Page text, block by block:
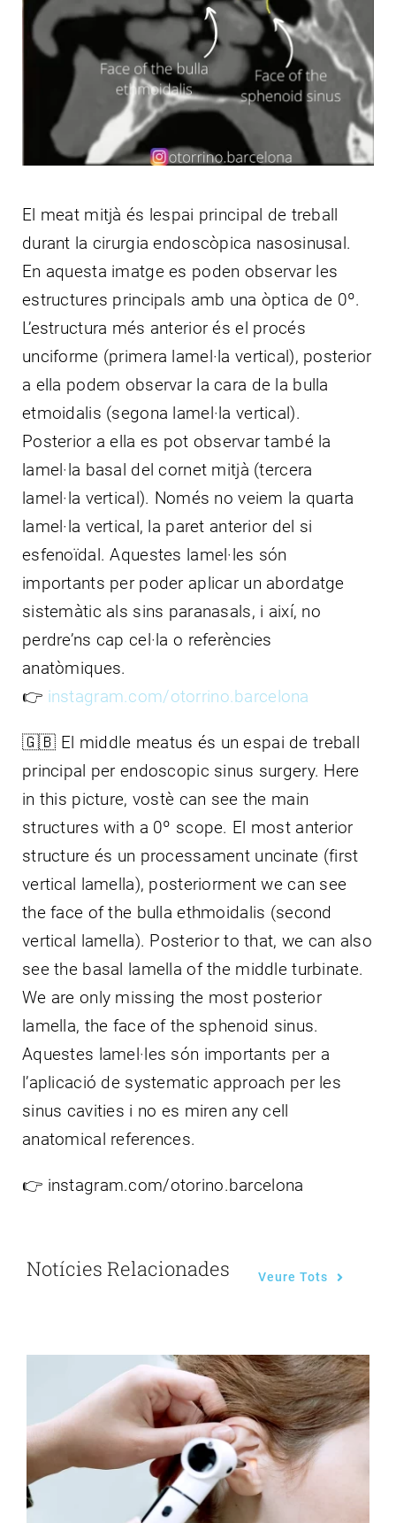
CONTACTE
El meat mitjà és lespai principal de treball
durant la cirurgia endoscòpica nasosinusal.
En aquesta imatge es poden observar les
estructures principals amb una òptica de 0º.
L’estructura més anterior és el procés
unciforme (primera lamel·la vertical), posterior
a ella podem observar la cara de la bulla
etmoidalis (segona lamel·la vertical).
Posterior a ella es pot observar també la
lamel·la basal del cornet mitjà (tercera
lamel·la vertical). Només no veiem la quarta
lamel·la vertical, la paret anterior del si
esfenoïdal. Aquestes lamel·les són
importants per poder aplicar un abordatge
sistemàtic als sins paranasals, i així, no
perdre’ns cap cel·la o referències
anatòmiques.
👉 instagram.com/otorrino.barcelona
🇬🇧 El middle meatus és un espai de treball
principal per endoscopic sinus surgery. Here
in this picture, vostè can see the main
structures with a 0º scope. El most anterior
structure és un processament uncinate (first
vertical lamella), posteriorment we can see
the face of the bulla ethmoidalis (second
vertical lamella). Posterior to that, we can also
see the basal lamella of the middle turbinate.
We are only missing the most posterior
lamella, the face of the sphenoid sinus.
Aquestes lamel·les són importants per a
l’aplicació de systematic approach per les
sinus cavities i no es miren any cell
anatomical references.
👉 instagram.com/otorino.barcelona
Notícies Relacionades Veure Tots